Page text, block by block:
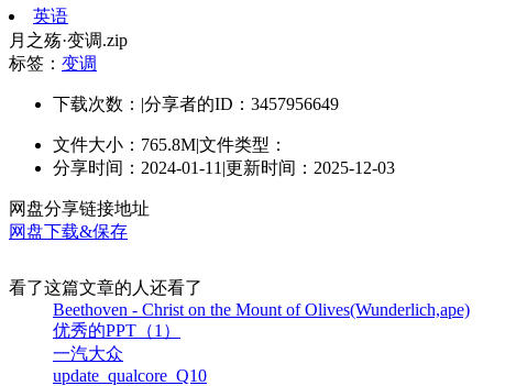
英语
月之殇·变调.zip
标签： 变调
下载次数： |分享者的ID：3457956649
文件大小：765.8M|文件类型：
分享时间：2024-01-11 |更新时间：2025-12-03
网盘分享链接地址
网盘下载&保存
看了这篇文章的人还看了
Beethoven - Christ on the Mount of Olives(Wunderlich,ape)
优秀的PPT（1）
一汽大众
update_qualcore_Q10